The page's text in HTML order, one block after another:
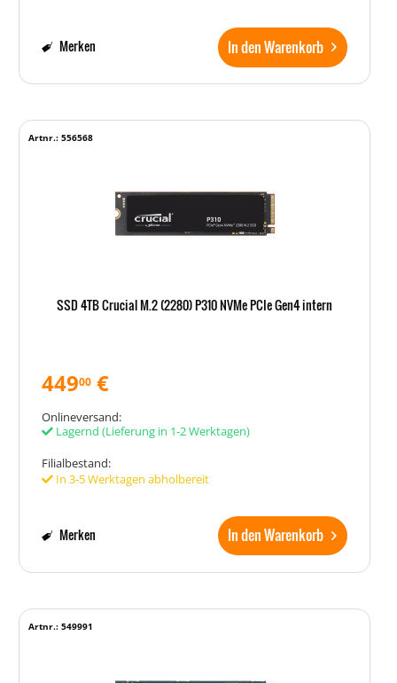
In den Warenkorb
Merken
SSD 4TB Crucial M.2 (2280) P310 NVMe PCIe Gen4 intern
Artnr.: 556568
44900 €
Onlineversand:
Lagernd (Lieferung in 1-2 Werktagen)
Filialbestand:
In 3-5 Werktagen abholbereit
In den Warenkorb
Merken
Artnr.: 549991